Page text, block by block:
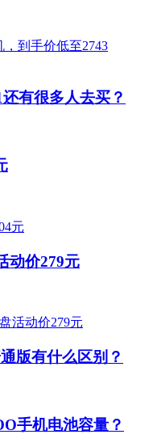
有很多人去买？
动价279元
版有什么区别？
手机电池容量？